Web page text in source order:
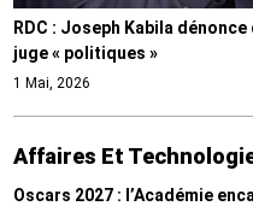
RDC : Joseph Kabila
juge « politiques »
1 Mai, 2026
Affaires Et
Oscars 2027 : l’Académie